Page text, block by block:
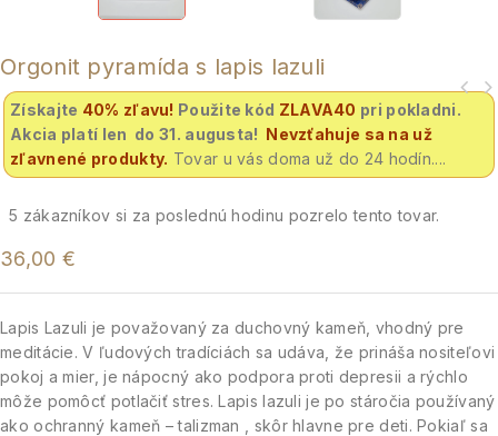
Orgonit pyramída s lapis lazuli
Získajte 40% zľavu! Použite kód ZLAVA40 pri pokladni.
Akcia platí len do 31. augusta! Nevzťahuje sa na už
zľavnené produkty. Tovar u vás doma už do 24 hodín....
5 zákazníkov si za poslednú hodinu pozrelo tento tovar.
36,00 €
Lapis Lazuli je považovaný za duchovný kameň, vhodný pre
meditácie. V ľudových tradíciách sa udáva, že prináša nositeľovi
pokoj a mier, je nápocný ako podpora proti depresii a rýchlo
môže pomôcť potlačiť stres. Lapis lazuli je po stáročia používaný
ako ochranný kameň – talizman , skôr hlavne pre deti. Pokiaľ sa